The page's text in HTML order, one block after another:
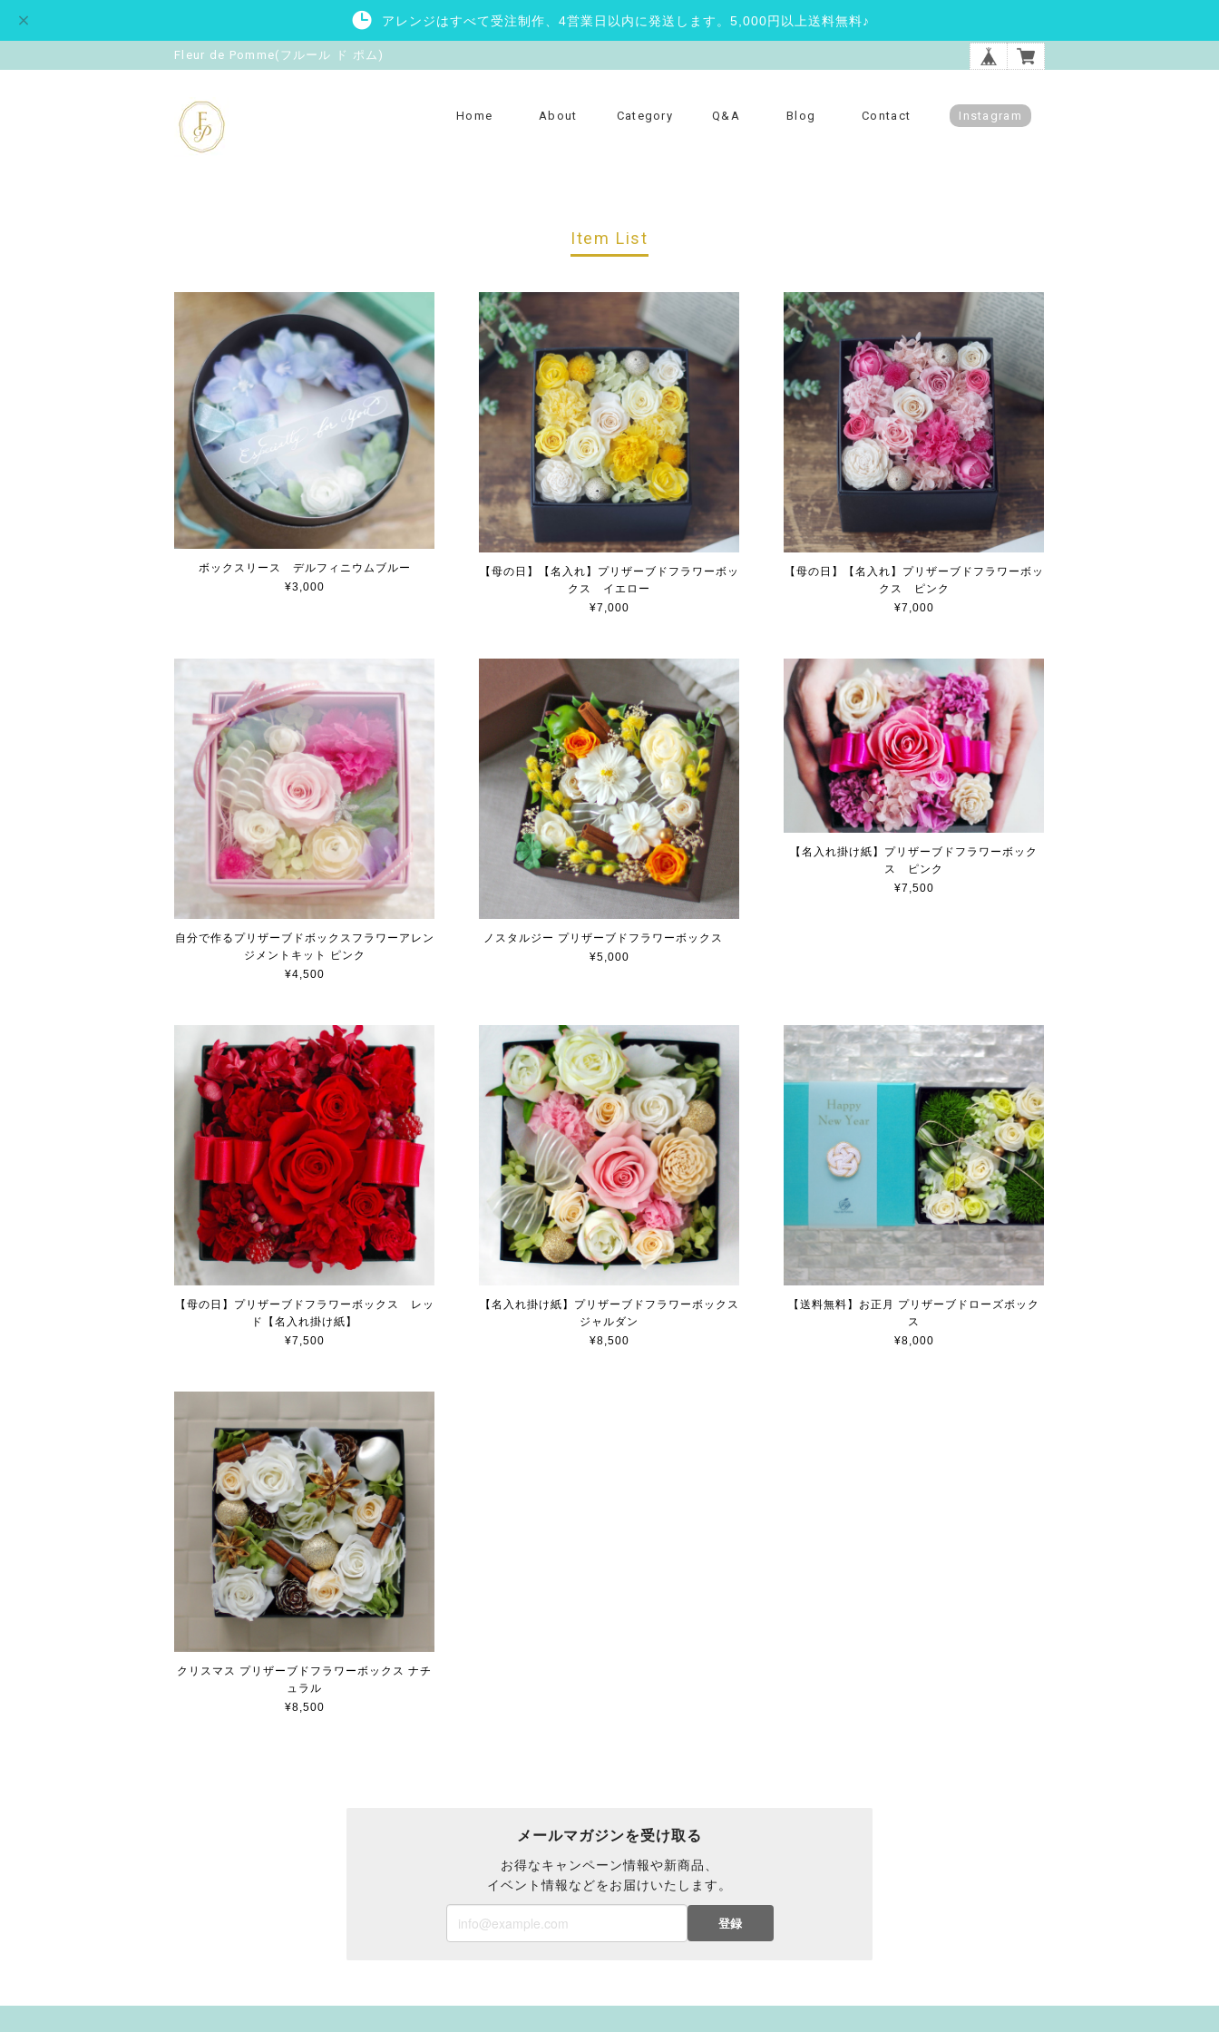
アレンジはすべて受注制作、4営業日以内に発送します。5,000円以上送料無料♪
Fleur de Pomme(フルール ド ポム)
Home About Category Q&A Blog Contact Instagram
Item List
ボックスリース デルフィニウムブルー
¥3,000
【母の日】【名入れ】プリザーブドフラワーボッ
クス イエロー
¥7,000
【母の日】【名入れ】プリザーブドフラワーボッ
クス ピンク
¥7,000
自分で作るプリザーブドボックスフラワーアレン
ジメントキット ピンク
¥4,500
ノスタルジー プリザーブドフラワーボックス
¥5,000
【名入れ掛け紙】プリザーブドフラワーボック
ス ピンク
¥7,500
【母の日】プリザーブドフラワーボックス レッ
ド【名入れ掛け紙】
¥7,500
【名入れ掛け紙】プリザーブドフラワーボックス
ジャルダン
¥8,500
【送料無料】お正月 プリザーブドローズボック
ス
¥8,000
クリスマス プリザーブドフラワーボックス ナチ
ュラル
¥8,500
メールマガジンを受け取る
お得なキャンペーン情報や新商品、
イベント情報などをお届けいたします。
登録